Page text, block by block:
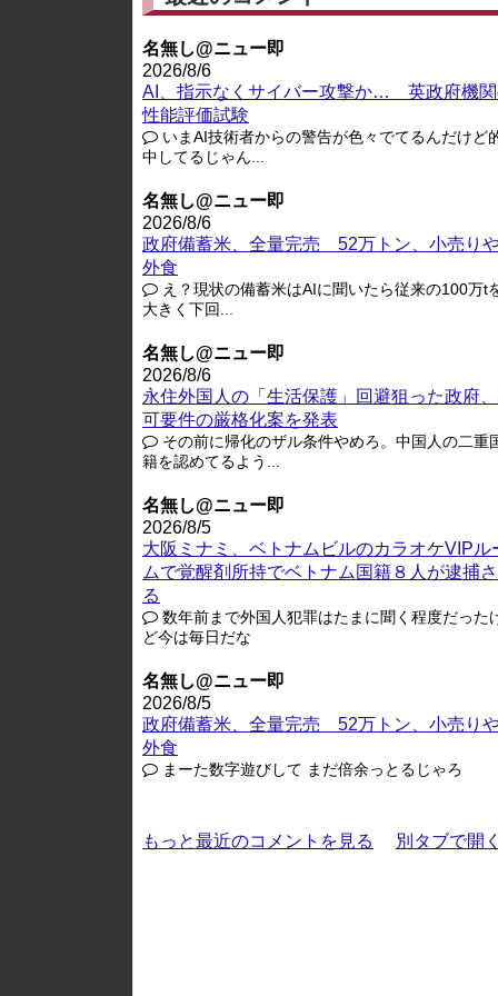
名無し@ニュー即
2026/8/6
AI、指示なくサイバー攻撃か… 英政府機
性能評価試験
いまAI技術者からの警告が色々でてるんだけど
中してるじゃん...
名無し@ニュー即
2026/8/6
政府備蓄米、全量完売 52万トン、小売り
外食
え？現状の備蓄米はAIに聞いたら従来の100万t
大きく下回...
名無し@ニュー即
2026/8/6
永住外国人の「生活保護」回避狙った政府
可要件の厳格化案を発表
その前に帰化のザル条件やめろ。中国人の二重
籍を認めてるよう...
名無し@ニュー即
2026/8/5
大阪ミナミ、ベトナムビルのカラオケVIPル
ムで覚醒剤所持でベトナム国籍８人が逮捕
る
数年前まで外国人犯罪はたまに聞く程度だった
ど今は毎日だな
名無し@ニュー即
2026/8/5
政府備蓄米、全量完売 52万トン、小売り
外食
まーた数字遊びして まだ倍余っとるじゃろ
もっと最近のコメントを見る 別タブで開く